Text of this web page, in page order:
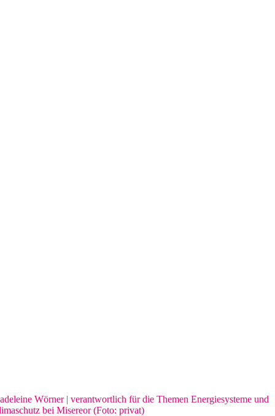
Wörner | verantwortlich für die Themen Energiesysteme und
bei Misereor (Foto: privat)